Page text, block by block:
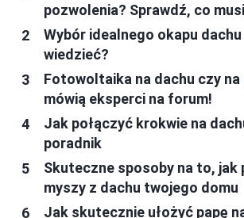
pozwolenia? Sprawdź, co
Wybór idealnego okapu
wiedzieć?
Fotowoltaika na dachu czy na
mówią eksperci na forum!
Jak połączyć krokwie na
poradnik
Skuteczne sposoby na to, jak
myszy z dachu twojego domu
Jak skutecznie ułożyć papę